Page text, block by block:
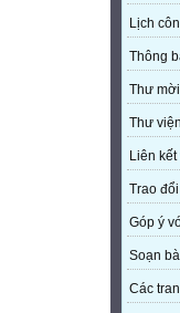
Lịch
Thông
Thư mời
Thư
Liên
Trao
Góp ý
Soạn
Các